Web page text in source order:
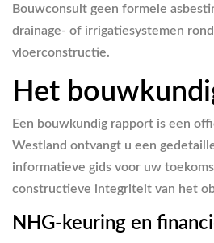
Bouwconsult geen formele
drainage- of irrigatiesystemen
vloerconstructie.
Het
Een bouwkundig rapport is een
Westland ontvangt u een
informatieve gids voor uw
constructieve integriteit van het
NHG-keuring en